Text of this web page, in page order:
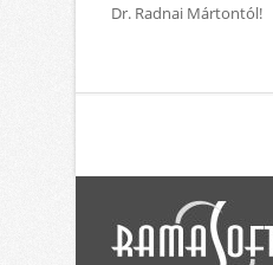
Dr. Radnai Mártontól!